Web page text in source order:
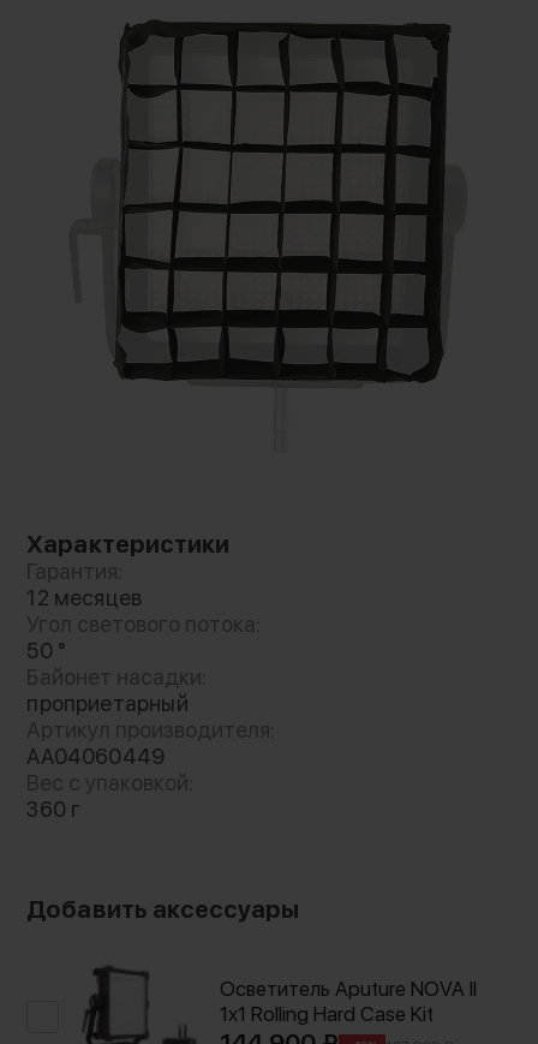
Соты для панели NOVA II 1x1 позволяют
сократить угол распространения светового
потока до 50°, создавая более резкие и
контрастные тени. Устанавливаются
непосредственно на осветитель не
увеличивая его габариты. Разработано и
произведено в сотрудничестве с DoPchoice
Характеристики
Гарантия:
12 месяцев
Угол светового потока:
50 °
Байонет насадки:
проприетарный
Артикул производителя:
AA04060449
Вес с упаковкой:
360 г
Добавить аксессуары
Осветитель Aputure NOVA II
1x1 Rolling Hard Case Kit